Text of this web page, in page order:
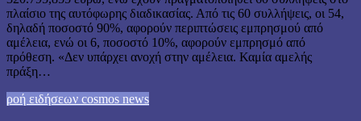
πλαίσιο της αυτόφωρης διαδικασίας. Από τις 60 συλλήψεις, οι 54,
δηλαδή ποσοστό 90%, αφορούν περιπτώσεις εμπρησμού από
αμέλεια, ενώ οι 6, ποσοστό 10%, αφορούν εμπρησμό από
πρόθεση. «Δεν υπάρχει ανοχή στην αμέλεια. Καμία αμελής
πράξη…
ροή ειδήσεων cosmos news